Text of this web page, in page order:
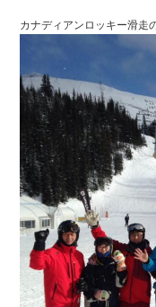
カナディアンロッキー滑走